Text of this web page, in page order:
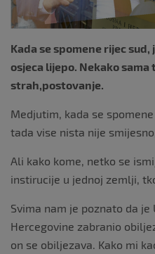
Kada se spomene rijec
osjeca lijepo. Nekako
strah,postovanje.
Medjutim, kada se
tada vise nista nije
Ali kako kome, netko se
instirucije u jednoj zemlji,
Svima nam je poznato da je
Hercegovine zabranio
on se obiljezava. Kako mi